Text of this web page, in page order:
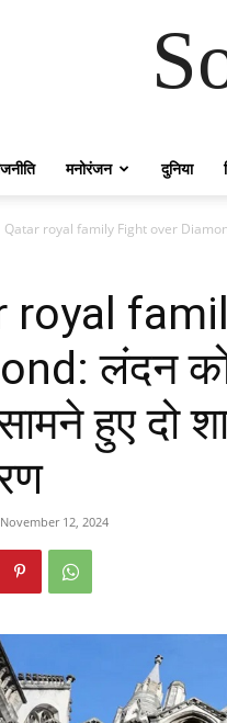
मनोरंजन दुनिया
Qatar royal family Fight over
royal
लंदन
हुए दो
November 12, 2024